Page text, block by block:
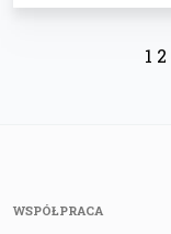
1 2
WSPÓŁPRACA